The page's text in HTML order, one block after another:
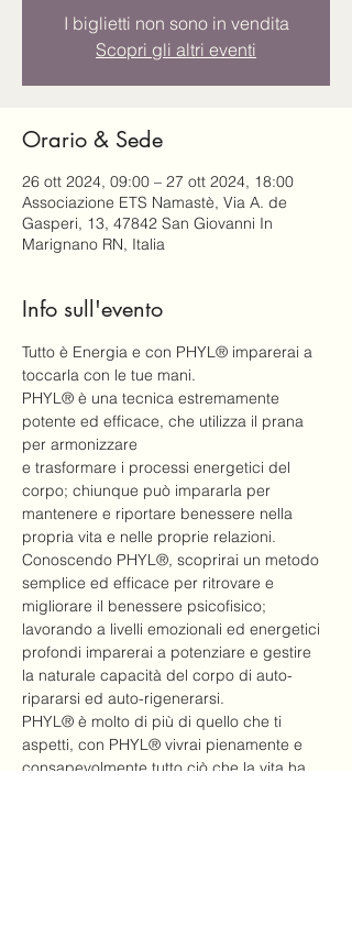
I biglietti non sono in vendita
Scopri gli altri eventi
Orario & Sede
26 ott 2024, 09:00 – 27 ott 2024, 18:00
Associazione ETS Namastè, Via A. de
Gasperi, 13, 47842 San Giovanni In
Marignano RN, Italia
Info sull'evento
Tutto è Energia e con PHYL® imparerai a
toccarla con le tue mani.
PHYL® è una tecnica estremamente
potente ed efficace, che utilizza il prana
per armonizzare
e trasformare i processi energetici del
corpo; chiunque può impararla per
mantenere e riportare benessere nella
propria vita e nelle proprie relazioni.
Conoscendo PHYL®, scoprirai un metodo
semplice ed efficace per ritrovare e
migliorare il benessere psicofisico;
lavorando a livelli emozionali ed energetici
profondi imparerai a potenziare e gestire
la naturale capacità del corpo di auto-
ripararsi ed auto-rigenerarsi.
PHYL® è molto di più di quello che ti
aspetti, con PHYL® vivrai pienamente e
consapevolmente tutto ciò che la vita ha